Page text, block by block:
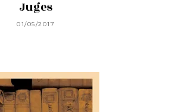
Juges
01/05/2017